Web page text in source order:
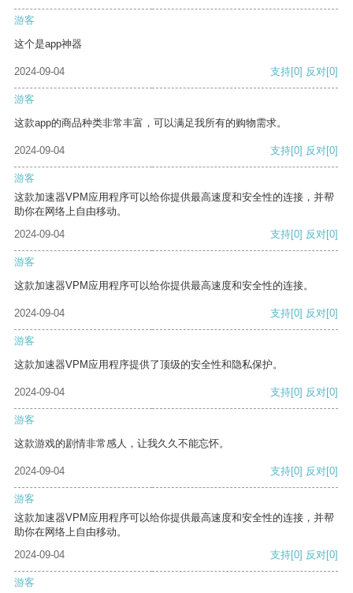
游客
这个是app神器
2024-09-04 支持[0] 反对[0]
游客
这款app的商品种类非常丰富，可以满足我所有的购物需求。
2024-09-04 支持[0] 反对[0]
游客
这款加速器VPM应用程序可以给你提供最高速度和安全性的连接，并帮
助你在网络上自由移动。
2024-09-04
支持[0] 反对[0]
游客
这款加速器VPM应用程序可以给你提供最高速度和安全性的连接。
2024-09-04 支持[0] 反对[0]
游客
这款加速器VPM应用程序提供了顶级的安全性和隐私保护。
2024-09-04 支持[0] 反对[0]
游客
这款游戏的剧情非常感人，让我久久不能忘怀。
2024-09-04 支持[0] 反对[0]
游客
这款加速器VPM应用程序可以给你提供最高速度和安全性的连接，并帮
助你在网络上自由移动。
2024-09-04
支持[0] 反对[0]
游客